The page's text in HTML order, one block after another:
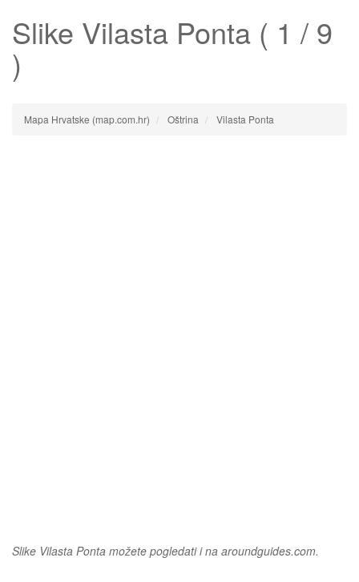
Slike Vilasta Ponta ( 1 / 9
)
Mapa Hrvatske (map.com.hr) Oštrina Vilasta Ponta
Slike Vilasta Ponta možete pogledati i na aroundguides.com.